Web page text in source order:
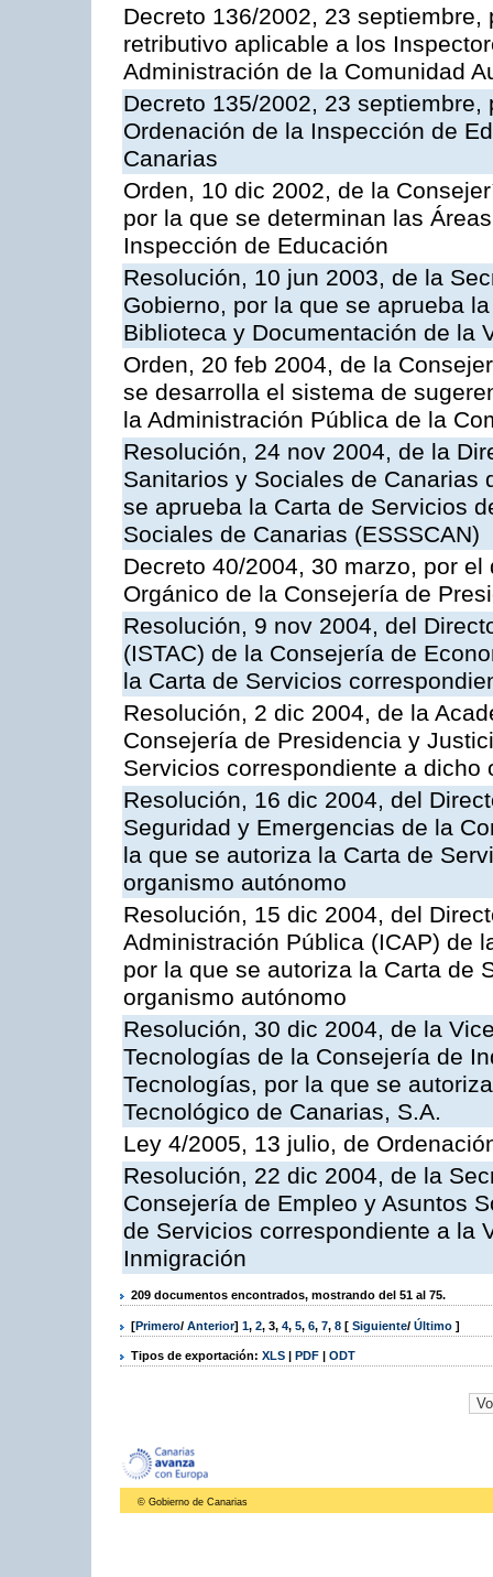
Decreto 136/2002, 23
retributivo aplicable a los
Administración de la Comunidad
Decreto 135/2002, 23
Ordenación de la Inspección de
Canarias
Orden, 10 dic 2002, de la
por la que se determinan las
Inspección de Educación
Resolución, 10 jun 2003, de la
Gobierno, por la que se aprueba
Biblioteca y Documentación de la
Orden, 20 feb 2004, de la
se desarrolla el sistema de
la Administración Pública de la
Resolución, 24 nov 2004, de la
Sanitarios y Sociales de Canarias
se aprueba la Carta de Servicios
Sociales de Canarias (ESSSCAN)
Decreto 40/2004, 30 marzo, por
Orgánico de la Consejería de
Resolución, 9 nov 2004, del
(ISTAC) de la Consejería de
la Carta de Servicios
Resolución, 2 dic 2004, de la
Consejería de Presidencia y
Servicios correspondiente a dicho
Resolución, 16 dic 2004, del
Seguridad y Emergencias de la
la que se autoriza la Carta de
organismo autónomo
Resolución, 15 dic 2004, del
Administración Pública (ICAP) de
por la que se autoriza la Carta de
organismo autónomo
Resolución, 30 dic 2004, de la
Tecnologías de la Consejería de
Tecnologías, por la que se
Tecnológico de Canarias, S.A.
Ley 4/2005, 13 julio, de
Resolución, 22 dic 2004, de la
Consejería de Empleo y Asuntos
de Servicios correspondiente a la
Inmigración
209 documentos encontrados, mostrando del 51 al 75.
[Primero/ Anterior] 1, 2, 3, 4, 5, 6, 7, 8 [ Siguiente/ Último ]
Tipos de exportación: XLS | PDF | ODT
© Gobierno de Canarias